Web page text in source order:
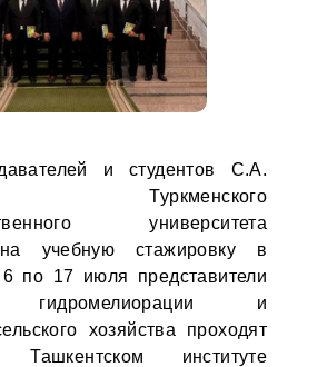
и студентов С.А.
Туркменского
университета
на учебную стажировку в
по 17 июля представители
гидромелиорации и
хозяйства проходят
институте